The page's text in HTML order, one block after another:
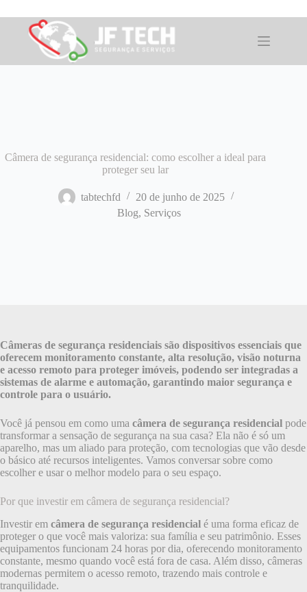
para
conteúdo
Câmera de segurança residencial: como escolher a ideal para
proteger seu lar
tabtechfd
20 de junho de 2025
Blog, Serviços
Câmeras de segurança residenciais são dispositivos essenciais que
oferecem monitoramento constante, alta resolução, visão noturna
e acesso remoto para proteger imóveis, podendo ser integradas a
sistemas de alarme e automação, garantindo maior segurança e
controle para o usuário.
Você já pensou em como uma câmera de segurança residencial pode
transformar a sensação de segurança na sua casa? Ela não é só um
aparelho, mas um aliado para proteção, com tecnologias que vão desde
o básico até recursos inteligentes. Vamos conversar sobre como
escolher e usar o melhor modelo para o seu espaço.
Por que investir em câmera de segurança residencial?
Investir em câmera de segurança residencial é uma forma eficaz de
proteger o que você mais valoriza: sua família e seu patrimônio. Esses
equipamentos funcionam 24 horas por dia, oferecendo monitoramento
constante, mesmo quando você está fora de casa. Além disso, câmeras
modernas permitem o acesso remoto, trazendo mais controle e
tranquilidade.